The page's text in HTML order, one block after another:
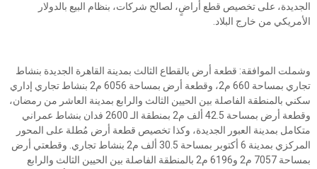
الجديدة، على تخصيص قطع أراضٍ، لصالح شركات، بنظام البيع بالدولار
الأمريكي من خارج البلاد.
وشملت الموافقة: قطعة أرض بالقطاع الثالث بمدينة القاهرة الجديدة بنشاط
تجاري بمساحة 660 م2، وقطعة أرض بمساحة 6056 م2 بنشاط تجاري إداري
سكني بالمنطقة الفاصلة بين الحيين الثالث والرابع بمدينة العاشر من رمضان،
وقطعة أرض بمساحة 42.5 ألف م2 بمنطقة الـ 2600 فدان بنشاط عمراني
متكامل بمدينة العبور الجديدة، وكذا تخصيص قطعة أرض مُطلة على المحور
المركزي بمدينة 6 أكتوبر بمساحة 30.5 ألف م2 بنشاط تجاري. وقطعتي أرض
بمساحة 7057 م2 و6196 م2 بالمنطقة الفاصلة بين الحيين الثالث والرابع